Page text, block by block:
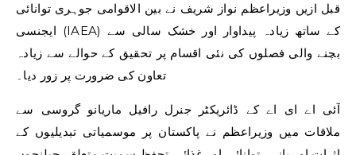
قبل ازیں وزیراعظم نواز شریف نے بین الاقوامی جوہری توانائی
ایجنسی (IAEA) کے ساتھ زیادہ پیداوار اور خشک سالی سے
بچنے والی فصلوں کی نئی اقسام پر تحقیق کے حوالے سے زیادہ
تعاون کی ضرورت پر زور دیا۔
آئی اے ای اے کے ڈائریکٹر جنرل رافیل ماریانو گروسی سے
ملاقات میں وزیراعظم نے پاکستان پر موسمیاتی تبدیلیوں کے